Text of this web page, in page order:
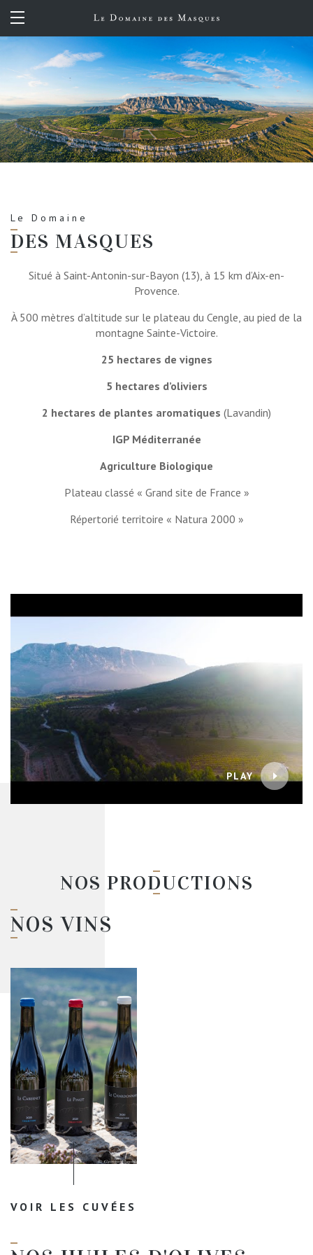
EN
Le Domaine
DES MASQUES
Situé à Saint-Antonin-sur-Bayon (13), à 15 km d’Aix-en-
Provence.
À 500 mètres d’altitude sur le plateau du Cengle, au pied de la
montagne Sainte-Victoire.
25 hectares de vignes
5 hectares d’oliviers
2 hectares de plantes aromatiques (Lavandin)
IGP Méditerranée
Agriculture Biologique
Plateau classé « Grand site de France »
Répertorié territoire « Natura 2000 »
PLAY
NOS PRODUCTIONS
NOS VINS
VOIR LES CUVÉES